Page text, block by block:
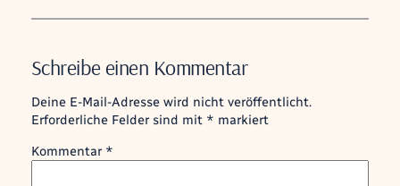
Schreibe einen Kommentar
Deine E-Mail-Adresse wird nicht veröffentlicht.
Erforderliche Felder sind mit * markiert
Kommentar *